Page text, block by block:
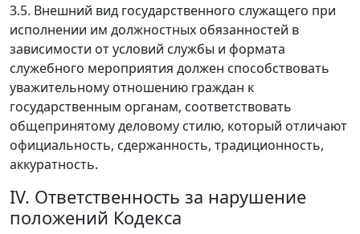
3.5. Внешний вид государственного служащего при
исполнении им должностных обязанностей в
зависимости от условий службы и формата
служебного мероприятия должен способствовать
уважительному отношению граждан к
государственным органам, соответствовать
общепринятому деловому стилю, который отличают
официальность, сдержанность, традиционность,
аккуратность.
IV. Ответственность за нарушение
положений Кодекса